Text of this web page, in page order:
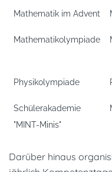
Mathematik im Advent
Mathematikolympiade
Physikolympiade
Schülerakademie
"MINT-Minis"
Darüber hinaus